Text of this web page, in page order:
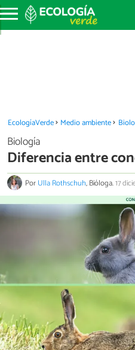
EcologíaVerde Medio ambiente
Biología
Diferencia entre
PorUlla Rothschuh, Bióloga.17